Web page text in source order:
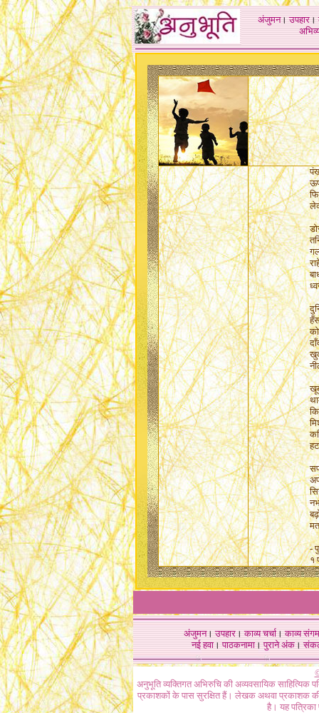
अंजुमन।उपहार।
-
१
अंजुमन।उपहार।काव्य चर्चा।काव्य संगम
नई हवा। पाठकनामा। पुराने अंक।
अनुभूति व्यक्तिगत अभिरुचि की अव्यवसायिक
प्रकाशकों के पास सुरक्षित हैं। लेखक अथवा प्रकाशक की
है। यह पत्रिका